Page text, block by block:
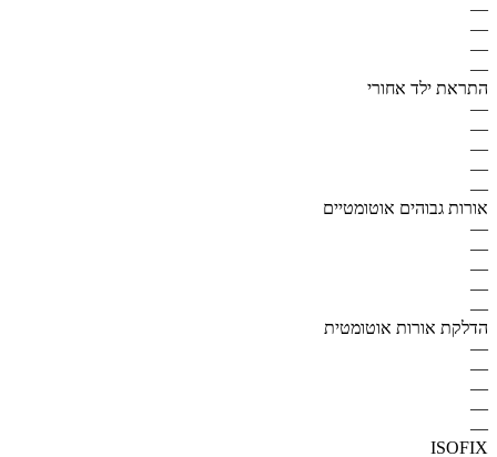
—
—
—
—
התראת ילד אחורי
—
—
—
—
—
אורות גבוהים אוטומטיים
—
—
—
—
—
הדלקת אורות אוטומטית
—
—
—
—
—
ISOFIX